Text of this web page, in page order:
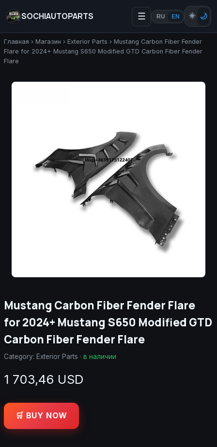
SOCHIAUTOPARTS ☰ RU EN ☀️ 🌙
Главная › Магазин › Exterior Parts › Mustang Carbon Fiber Fender
Flare for 2024+ Mustang S650 Modified GTD Carbon Fiber Fender
Flare
Mustang Carbon Fiber Fender Flare
for 2024+ Mustang S650 Modified GTD
Carbon Fiber Fender Flare
Category: Exterior Parts · в наличии
1 703,46 USD
🛒 BUY NOW